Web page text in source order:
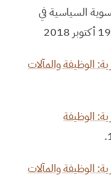
السياسية في
الوظيفة والمآلات
الوظيفة
الوظيفة والمآلات